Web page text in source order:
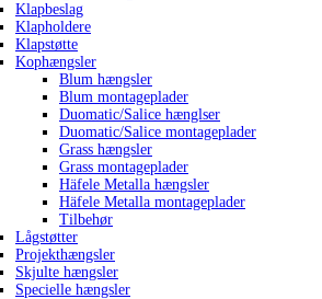
Klapbeslag
Klapholdere
Klapstøtte
Kophængsler
Blum hængsler
Blum montageplader
Duomatic/Salice hænglser
Duomatic/Salice montageplader
Grass hængsler
Grass montageplader
Häfele Metalla hængsler
Häfele Metalla montageplader
Tilbehør
Lågstøtter
Projekthængsler
Skjulte hængsler
Specielle hængsler